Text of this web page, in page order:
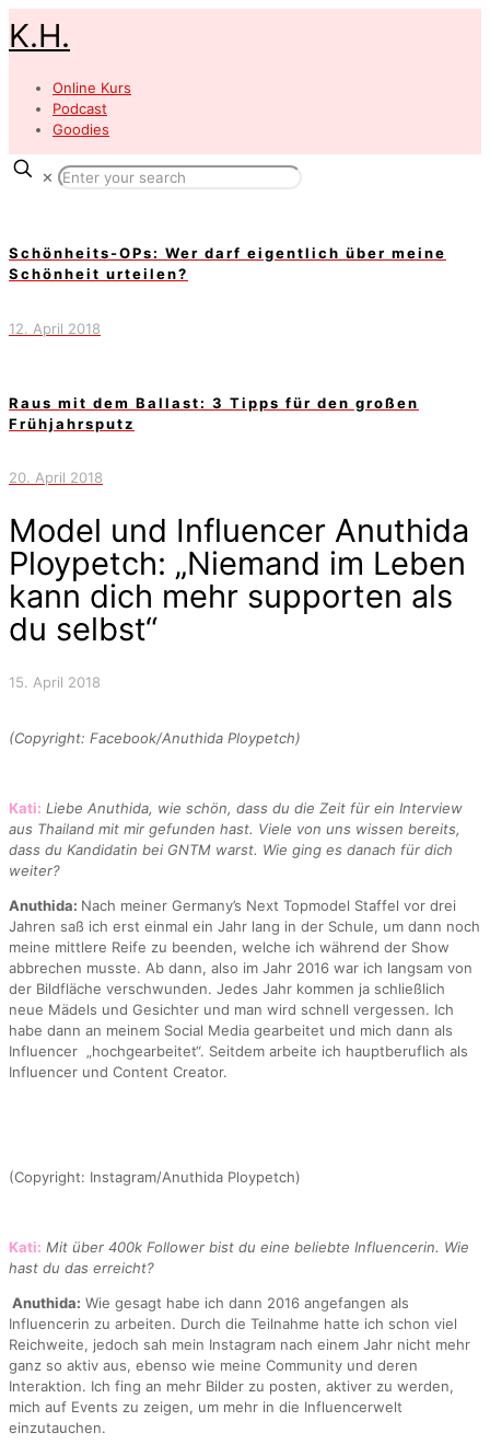
K.H.
Online Kurs
Podcast
Goodies
✕
Schönheits-OPs: Wer darf eigentlich über meine
Schönheit urteilen?
12. April 2018
Raus mit dem Ballast: 3 Tipps für den großen
Frühjahrsputz
20. April 2018
Model und Influencer Anuthida
Ploypetch: „Niemand im Leben
kann dich mehr supporten als
du selbst“
15. April 2018
(Copyright: Facebook/Anuthida Ploypetch)
Kati: Liebe Anuthida, wie schön, dass du die Zeit für ein Interview
aus Thailand mit mir gefunden hast. Viele von uns wissen bereits,
dass du Kandidatin bei GNTM warst. Wie ging es danach für dich
weiter?
Anuthida: Nach meiner Germany’s Next Topmodel Staffel vor drei
Jahren saß ich erst einmal ein Jahr lang in der Schule, um dann noch
meine mittlere Reife zu beenden, welche ich während der Show
abbrechen musste. Ab dann, also im Jahr 2016 war ich langsam von
der Bildfläche verschwunden. Jedes Jahr kommen ja schließlich
neue Mädels und Gesichter und man wird schnell vergessen. Ich
habe dann an meinem Social Media gearbeitet und mich dann als
Influencer „hochgearbeitet“. Seitdem arbeite ich hauptberuflich als
Influencer und Content Creator.
(Copyright: Instagram/Anuthida Ploypetch)
Kati: Mit über 400k Follower bist du eine beliebte Influencerin. Wie
hast du das erreicht?
Anuthida: Wie gesagt habe ich dann 2016 angefangen als
Influencerin zu arbeiten. Durch die Teilnahme hatte ich schon viel
Reichweite, jedoch sah mein Instagram nach einem Jahr nicht mehr
ganz so aktiv aus, ebenso wie meine Community und deren
Interaktion. Ich fing an mehr Bilder zu posten, aktiver zu werden,
mich auf Events zu zeigen, um mehr in die Influencerwelt
einzutauchen.